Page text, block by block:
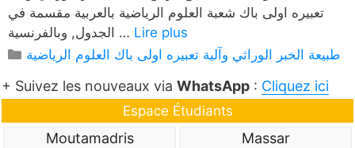
تعبيره اولى باك شعبة العلوم الرياضية بالعربية مقسمة في
الجدول, وبالفرنسية … Lire plus
Catégories
طبيعة الخبر الوراثي وآلية تعبيره اولى باك العلوم الرياضية
+ Suivez les nouveaux via WhatsApp : Cliquez ici
Espace Étudiants
Massar
Moutamadris